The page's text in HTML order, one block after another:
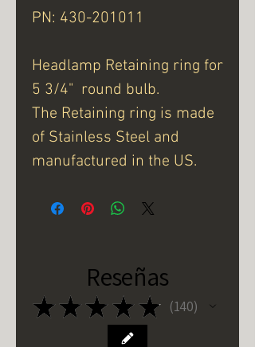
PN: 430-201011
Headlamp Retaining ring for
5 3/4" round bulb.
The Retaining ring is made
of Stainless Steel and
manufactured in the US.
Reseñas
★ ★ ★ ★ ★ 140
140